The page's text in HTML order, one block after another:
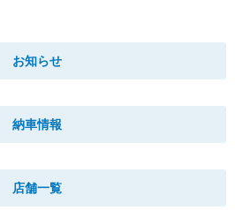
お知らせ
納車情報
店舗一覧